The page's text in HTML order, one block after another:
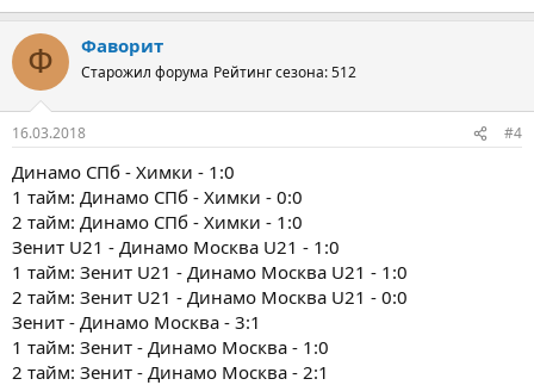
Ф Фаворит
Старожил форума Рейтинг сезона: 512
16.03.2018 #4
Динамо СПб - Химки - 1:0
1 тайм: Динамо СПб - Химки - 0:0
2 тайм: Динамо СПб - Химки - 1:0
Зенит U21 - Динамо Москва U21 - 1:0
1 тайм: Зенит U21 - Динамо Москва U21 - 1:0
2 тайм: Зенит U21 - Динамо Москва U21 - 0:0
Зенит - Динамо Москва - 3:1
1 тайм: Зенит - Динамо Москва - 1:0
2 тайм: Зенит - Динамо Москва - 2:1